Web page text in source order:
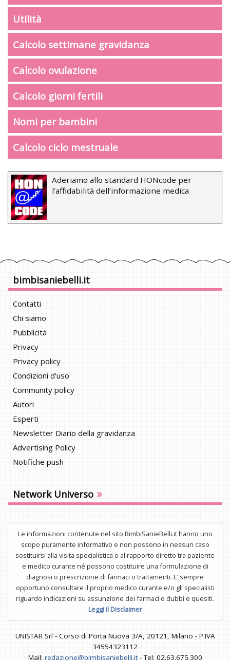
Utilità
Calcolo settimane gravidanza
Calcolo ovulazione
Calcolo giorni fertili
Nomi per bambini
Calcolo ciclo mestruale
Aderiamo allo standard HONcode per
l’affidabilità dell’informazione medica
bimbisaniebelli.it
Contatti
Chi siamo
Pubblicità
Privacy
Privacy policy
Condizioni d'uso
Community policy
Autori
Esperti
Newsletter Diario della gravidanza
Advertising Policy
Notifiche push
Network Universo »
Le informazioni contenute nel sito BimbiSanieBelli.it hanno uno
scopo puramente informativo e non possono in nessun caso
sostituirsi alla visita specialistica o al rapporto diretto tra paziente
e medico curante né possono costituire una formulazione di
diagnosi o prescrizione di farmaci o trattamenti. E’ sempre
opportuno consultare il proprio medico curante e/o gli specialisti
riguardo indicazioni su assunzione dei farmaci o dubbi e quesiti.
Leggi il Disclaimer
UNISTAR Srl - Corso di Porta Nuova 3/A, 20121, Milano - P.IVA
34554323112
Mail: redazione@bimbisaniebelli.it- Tel: 02.63.675.300